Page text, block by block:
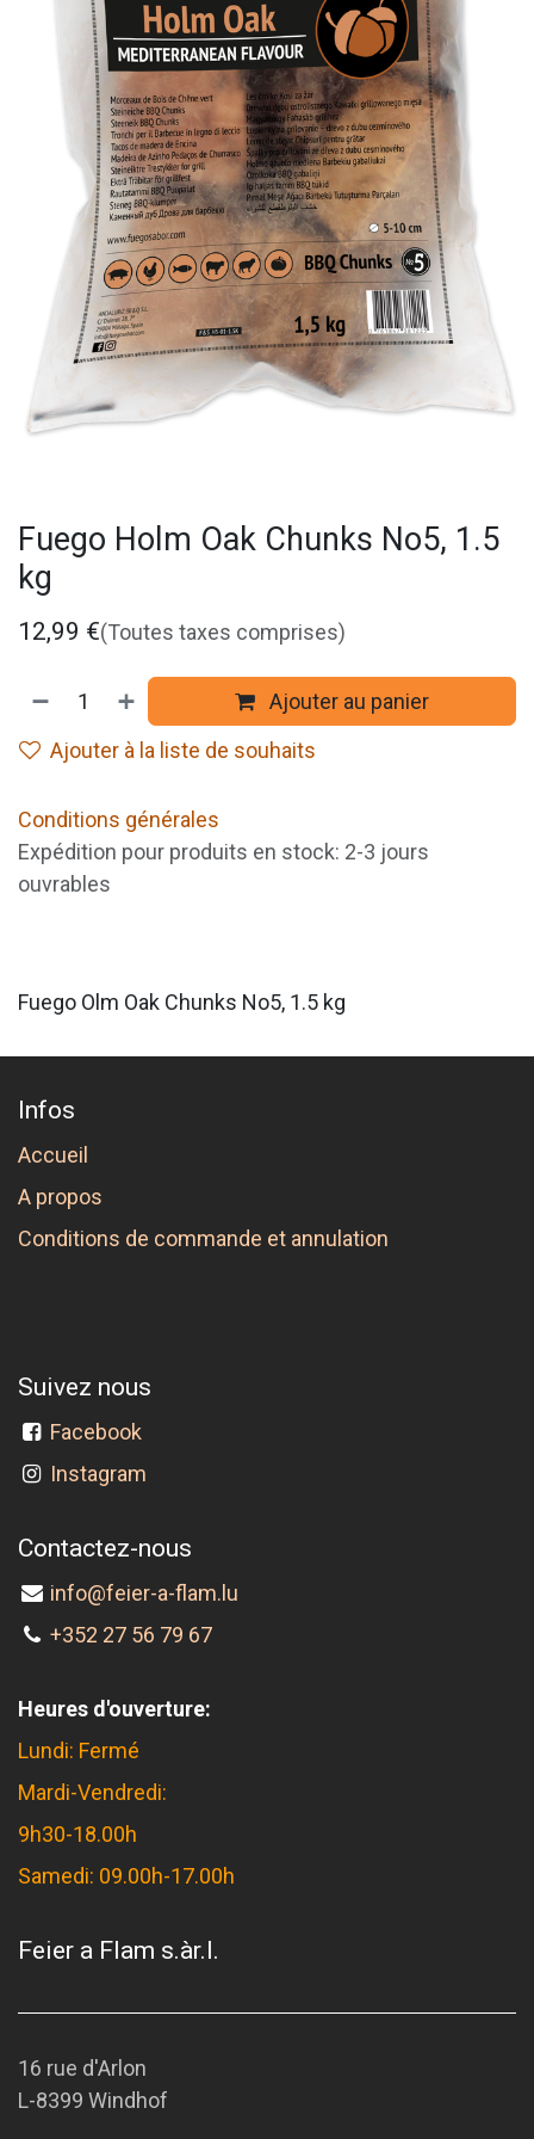
Fuego Holm Oak Chunks No5, 1.5
kg
12,99 €(Toutes taxes comprises)
Ajouter au panier
Ajouter à la liste de souhaits
Conditions générales
Expédition pour produits en stock: 2-3 jours
ouvrables
Fuego Olm Oak Chunks No5, 1.5 kg
Infos
Accueil
A propos
Conditions de commande et annulation
Suivez nous
Facebook
Instagram
Contactez-nous
info@feier-a-flam.lu
+352 27 56 79 67
Heures d'ouverture:
Lundi: Fermé
Mardi-Vendredi:
9h30-18.00h
Samedi: 09.00h-17.00h
Feier a Flam s.àr.l.
16 rue d'Arlon
L-8399 Windhof